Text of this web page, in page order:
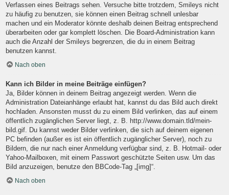
Verfassen eines Beitrags sehen. Versuche bitte trotzdem, Smileys nicht
zu häufig zu benutzen, sie können einen Beitrag schnell unlesbar
machen und ein Moderator könnte deshalb deinen Beitrag entsprechend
überarbeiten oder gar komplett löschen. Die Board-Administration kann
auch die Anzahl der Smileys begrenzen, die du in einem Beitrag
benutzen kannst.
Nach oben
Kann ich Bilder in meine Beiträge einfügen?
Ja, Bilder können in deinem Beitrag angezeigt werden. Wenn die
Administration Dateianhänge erlaubt hat, kannst du das Bild auch direkt
hochladen. Ansonsten musst du zu einem Bild verlinken, das auf einem
öffentlich zugänglichen Server liegt, z. B. http://www.domain.tld/mein-
bild.gif. Du kannst weder Bilder verlinken, die sich auf deinem eigenen
PC befinden (außer es ist ein öffentlich zugänglicher Server), noch zu
Bildern, die nur nach einer Anmeldung verfügbar sind, z. B. Hotmail- oder
Yahoo-Mailboxen, mit einem Passwort geschützte Seiten usw. Um das
Bild anzuzeigen, benutze den BBCode-Tag „[img]“.
Nach oben